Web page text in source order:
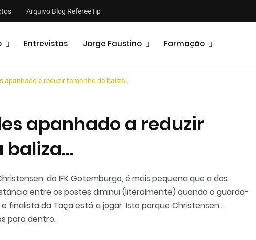
Arquivo Blog RefereeTip
Entrevistas Jorge Faustino Formação
apanhado a reduzir tamanho da baliza…
apanhado a reduzir
baliza…
do IFK Gotemburgo, é mais pequena que a dos
entre os postes diminui (literalmente) quando o guarda-
finalista da Taça está a jogar. Isto porque Christensen...
para dentro.